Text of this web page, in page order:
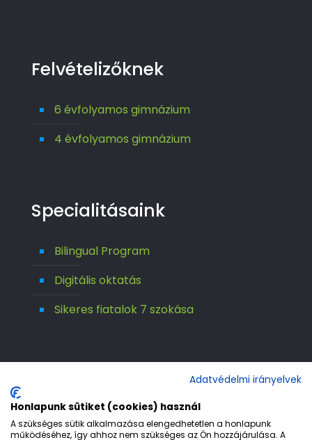
Felvételizőknek
6 évfolyamos gimnázium
4 évfolyamos gimnázium
Specialitásaink
Bilingual Program
Digitális oktatás
Sikeres fiatalok 7 szokása
Adatvédelmi irányelvek
Honlapunk sütiket (cookies) használ
A szükséges sütik alkalmazása elengedhetetlen a honlapunk
működéséhez, így ahhoz nem szükséges az Ön hozzájárulása. A